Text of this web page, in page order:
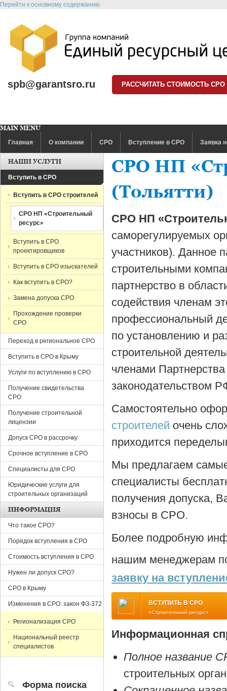
Перейти к основному содержанию
spb@garantsro.ru РАССЧИТАТЬ СТОИМОСТЬ СРО
MAIN MENU
Главная
О компании СРО Вступление в СРО Заявка
СРО НП
(Тольятти)
СРО НП
саморегулируемых
участников). Данное
строительными
партнерство в
содействия членам
профессиональный
по установлению и
строительной
членами Партнерства
законодательством
Самостоятельно
строителей очень
приходится
Мы предлагаем
специалисты
получения допуска,
взносы в СРО.
Более подробную
нашим менеджерам
заявку на
ВСТУПИТЬ В СРО
«Строительный ресурс»
Информационная
Полное название
строительных
НАШИ УСЛУГИ
Вступить в СРО
Вступить в СРО строителей
СРО НП «Строительный
ресурс»
Вступить в СРО
проектировщиков
Вступить в СРО изыскателей
Как вступить в СРО?
Замена допуска СРО
Прохождение проверки
СРО
Переход в региональное СРО
Вступить в СРО в Крыму
Услуги по вступлению в СРО
Получение свидетельства
СРО
Получение строительной
лицензии
Допуск СРО в рассрочку
Срочное вступление в СРО
Специалисты для СРО
Юридические услуги для
строительных организаций
ИНФОРМАЦИЯ
Что такое СРО?
Порядок вступления в СРО
Стоимость вступления в СРО
Нужен ли допуск СРО?
СРО в Крыму
Изменения в СРО: закон ФЗ-372
Регионализация СРО
Национальный реестр
специалистов
Форма поиска